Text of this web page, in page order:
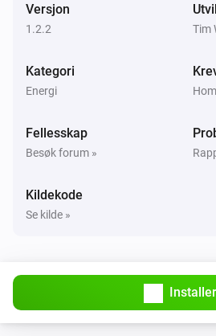
Versjon
1.2.2 Tim
Kategori
Energi
Fellesskap
Besøk forum »
Kildekode
Se kilde »
Installer